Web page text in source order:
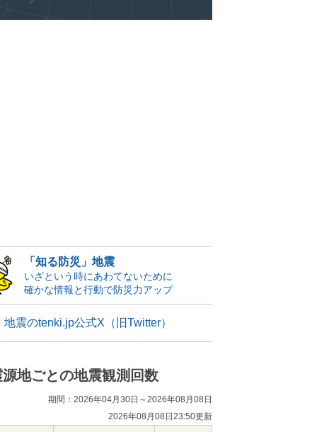
「知る防災」地震
いざという時にあわてないために
確かな情報と行動で防災力アップ
地震のtenki.jp公式X（旧Twitter）
源地ごとの地震観測回数
期間：2026年04月30日～2026年08月08日
2026年08月08日23:50更新